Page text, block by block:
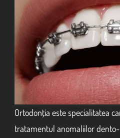
Ortodonţia este specialitatea
tratamentul anomaliilor